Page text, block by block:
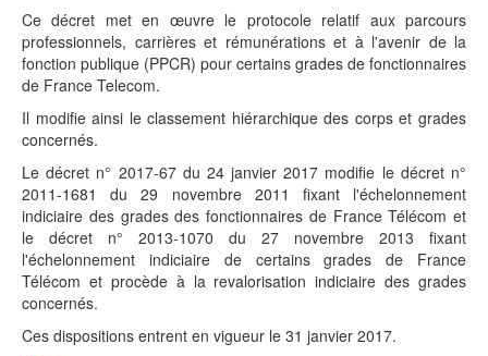
Ce décret met en œuvre le protocole relatif aux parcours
professionnels, carrières et rémunérations et à l'avenir de la
fonction publique (PPCR) pour certains grades de fonctionnaires
de France Telecom.
Il modifie ainsi le classement hiérarchique des corps et grades
concernés.
Le décret n° 2017-67 du 24 janvier 2017 modifie le décret n°
2011-1681 du 29 novembre 2011 fixant l'échelonnement
indiciaire des grades des fonctionnaires de France Télécom et
le décret n° 2013-1070 du 27 novembre 2013 fixant
l'échelonnement indiciaire de certains grades de France
Télécom et procède à la revalorisation indiciaire des grades
concernés.
Ces dispositions entrent en vigueur le 31 janvier 2017.